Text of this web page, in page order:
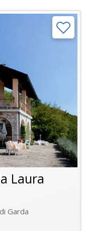
Laura
Garda